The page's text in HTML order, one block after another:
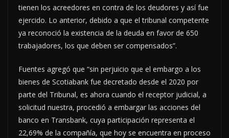
tienen los acreedores en contra de los deudores y así fue
ejercido. Lo anterior, debido a que el tribunal competente
ya reconoció la existencia de la deuda en favor de 650
trabajadores, los que deben ser compensados”.
Fuentes agregó que “sin perjuicio que el embargo a los
bienes de Scotiabank fue decretado desde el 2020 por
parte del Tribunal, es ahora cuando el receptor judicial, a
solicitud nuestra, procedió a embargar las acciones del
banco en Transbank, cuya participación representa el
22,69% de la compañía, que hoy se encuentra en proceso